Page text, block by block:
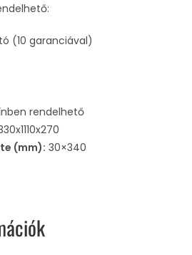
(10 garanciával)
rendelhető
(mm): 30×340